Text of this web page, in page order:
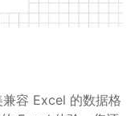
容 Excel 的数据格